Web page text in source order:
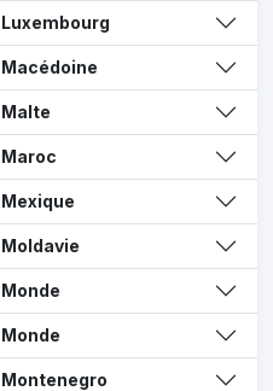
Luxembourg
Macédoine
Malte
Maroc
Mexique
Moldavie
Monde
Monde
Montenegro